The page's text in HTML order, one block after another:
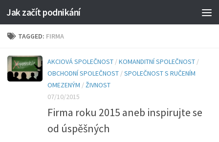
Jak začít podnikání
TAGGED: FIRMA
AKCIOVÁ SPOLEČNOST /KOMANDITNÍ SPOLEČNOST /
OBCHODNÍ SPOLEČNOST /SPOLEČNOST S RUČENÍM
OMEZENÝM /ŽIVNOST
07/10/2015
Firma roku 2015 aneb inspirujte se
od úspěšných